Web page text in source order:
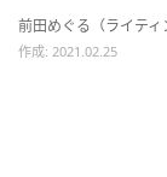
前田めぐる（ライティ
作成: 2021.02.25